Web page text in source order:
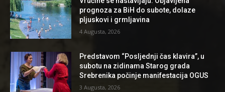
prognoza za BiH do subote, dolaze
pljuskovi i grmljavina
4 Augusta, 2026
Predstavom “Posljednji čas klavira”, u
subotu na zidinama Starog grada
Srebrenika počinje manifestacija OGUS
3 Augusta, 2026